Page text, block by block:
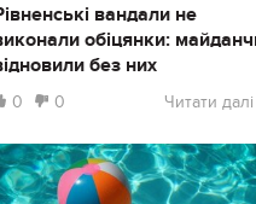
вандали не
обіцянки:
без них
0 0 Читати далі